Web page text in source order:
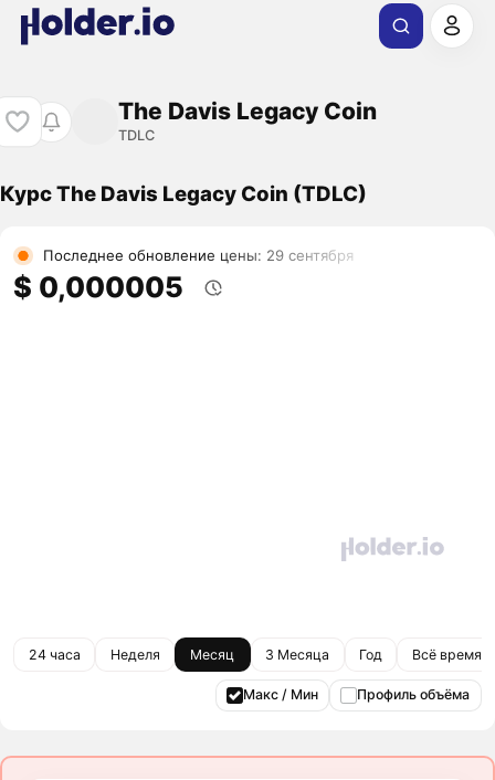
The Davis Legacy Coin
TDLC
Курс The Davis Legacy Coin (TDLC)
Последнее обновление цены: 29 сентября
$ 0,000005
24 часа Неделя Месяц 3 Месяца Год Всё время
Макс / Мин Профиль объёма